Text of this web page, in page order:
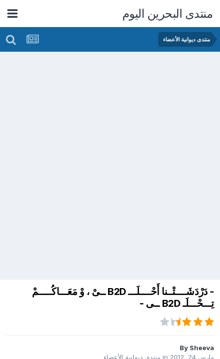
منتدى البحرين اليوم
منتدى ديوانية الأعضاء
- دَرْدَشَــــتْــنا أَحْــــلَـــ B2D ــىْ ، وْ مَعَـــاكُـــــمْ
تِـــحْـــلَـ B2D ــى -
BySheeva
مارس 24, 2012
in منتدى ديوانية الأعضاء